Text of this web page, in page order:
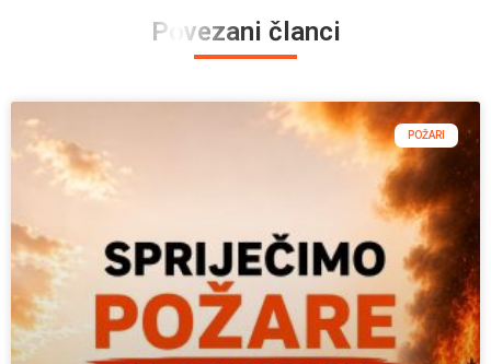
Povezani članci
POŽARI